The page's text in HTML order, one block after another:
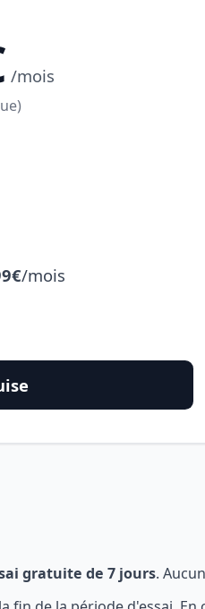
/mois
/mois
gratuite de 7 jours.